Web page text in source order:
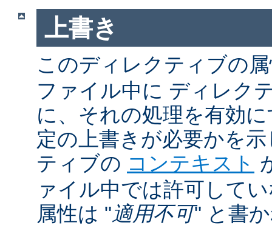
上書き
このディレクティブの
ファイル中に ディレク
に、それの処理を有効
定の上書きが必要かを
ティブの コンテキスト
ァイル中では許可して
属性は "適用不可" と書